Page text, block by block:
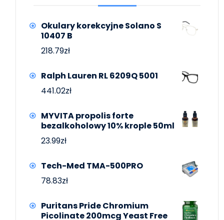
Okulary korekcyjne Solano S
10407 B
218.79zł
Ralph Lauren RL 6209Q 5001
441.02zł
MYVITA propolis forte
bezalkoholowy 10% krople 50ml
23.99zł
Tech-Med TMA-500PRO
78.83zł
Puritans Pride Chromium
Picolinate 200mcg Yeast Free